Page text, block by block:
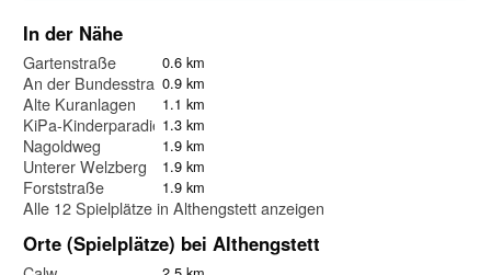
In der Nähe
Gartenstraße 0.6 km
An der Bundesstraße0.9 km
Alte Kuranlagen 1.1 km
KiPa-Kinderparadies1.3 km
Nagoldweg 1.9 km
Unterer Welzberg 1.9 km
Forststraße 1.9 km
Alle 12 Spielplätze in Althengstett anzeigen
Orte (Spielplätze) bei Althengstett